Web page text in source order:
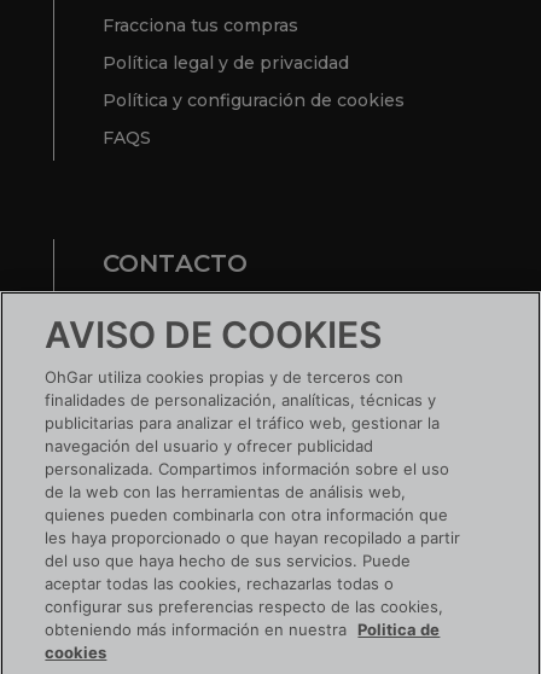
Fracciona tus compras
Política legal y de privacidad
Política y configuración de cookies
FAQS
CONTACTO
Nuestras tiendas
¿TIENES UNA EMPRESA?
Conoce tus ventajas
Si ya tienes cuenta: ACCEDE
SIGUENOS EN RRSS
AVISO DE COOKIES
OhGar utiliza cookies propias y de terceros con
finalidades de personalización, analíticas, técnicas y
publicitarias para analizar el tráfico web, gestionar la
navegación del usuario y ofrecer publicidad
personalizada. Compartimos información sobre el uso
de la web con las herramientas de análisis web,
quienes pueden combinarla con otra información que
les haya proporcionado o que hayan recopilado a partir
del uso que haya hecho de sus servicios. Puede
aceptar todas las cookies, rechazarlas todas o
configurar sus preferencias respecto de las cookies,
obteniendo más información en nuestra
Politica de
cookies